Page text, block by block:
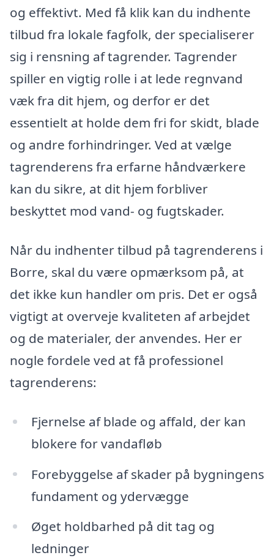
og effektivt. Med få klik kan du indhente
tilbud fra lokale fagfolk, der specialiserer
sig i rensning af tagrender. Tagrender
spiller en vigtig rolle i at lede regnvand
væk fra dit hjem, og derfor er det
essentielt at holde dem fri for skidt, blade
og andre forhindringer. Ved at vælge
tagrenderens fra erfarne håndværkere
kan du sikre, at dit hjem forbliver
beskyttet mod vand- og fugtskader.
Når du indhenter tilbud på tagrenderens i
Borre, skal du være opmærksom på, at
det ikke kun handler om pris. Det er også
vigtigt at overveje kvaliteten af arbejdet
og de materialer, der anvendes. Her er
nogle fordele ved at få professionel
tagrenderens:
Fjernelse af blade og affald, der kan
blokere for vandafløb
Forebyggelse af skader på bygningens
fundament og ydervægge
Øget holdbarhed på dit tag og
ledninger